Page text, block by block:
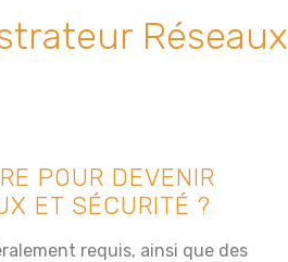
Réseaux
POUR DEVENIR
ET SÉCURITÉ ?
requis, ainsi que des